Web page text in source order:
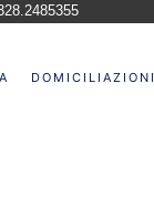
DOMICILIAZIONI